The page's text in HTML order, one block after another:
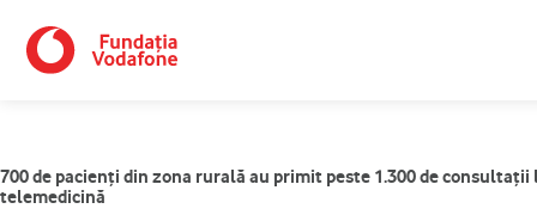
content
700 de pacienți din zona rurală au primit peste 1.300 de
telemedicină